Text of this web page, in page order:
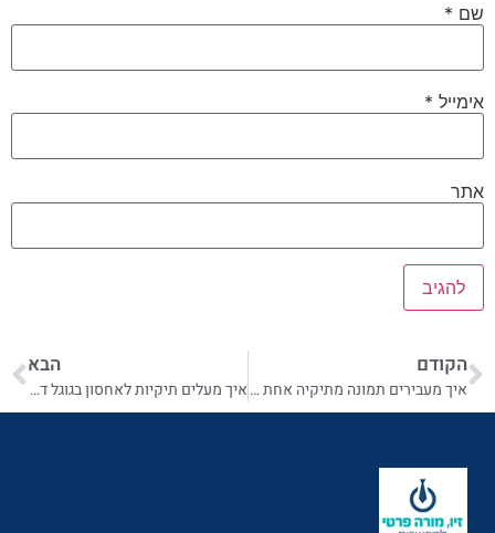
שם *
אימייל *
אתר
הקודם
איך מעבירים תמונה מתיקיה אחת לשניה בגוגל דרייב
הבא
איך מעלים תיקיות לאחסון בגוגל דרייב